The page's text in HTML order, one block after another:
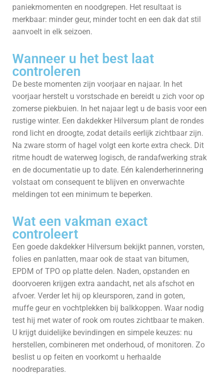
paniekmomenten en noodgrepen. Het resultaat is
merkbaar: minder geur, minder tocht en een dak dat stil
aanvoelt in elk seizoen.
Wanneer u het best laat
controleren
De beste momenten zijn voorjaar en najaar. In het
voorjaar herstelt u vorstschade en bereidt u zich voor op
zomerse piekbuien. In het najaar legt u de basis voor een
rustige winter. Een dakdekker Hilversum plant de rondes
rond licht en droogte, zodat details eerlijk zichtbaar zijn.
Na zware storm of hagel volgt een korte extra check. Dit
ritme houdt de waterweg logisch, de randafwerking strak
en de documentatie up to date. Eén kalenderherinnering
volstaat om consequent te blijven en onverwachte
meldingen tot een minimum te beperken.
Wat een vakman exact
controleert
Een goede dakdekker Hilversum bekijkt pannen, vorsten,
folies en panlatten, maar ook de staat van bitumen,
EPDM of TPO op platte delen. Naden, opstanden en
doorvoeren krijgen extra aandacht, net als afschot en
afvoer. Verder let hij op kleursporen, zand in goten,
muffe geur en vochtplekken bij balkkoppen. Waar nodig
test hij met water of rook om routes zichtbaar te maken.
U krijgt duidelijke bevindingen en simpele keuzes: nu
herstellen, combineren met onderhoud, of monitoren. Zo
beslist u op feiten en voorkomt u herhaalde
noodreparaties.